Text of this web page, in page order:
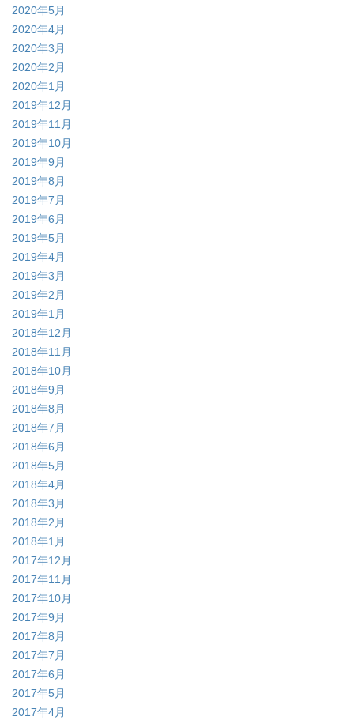
2020年5月
2020年4月
2020年3月
2020年2月
2020年1月
2019年12月
2019年11月
2019年10月
2019年9月
2019年8月
2019年7月
2019年6月
2019年5月
2019年4月
2019年3月
2019年2月
2019年1月
2018年12月
2018年11月
2018年10月
2018年9月
2018年8月
2018年7月
2018年6月
2018年5月
2018年4月
2018年3月
2018年2月
2018年1月
2017年12月
2017年11月
2017年10月
2017年9月
2017年8月
2017年7月
2017年6月
2017年5月
2017年4月